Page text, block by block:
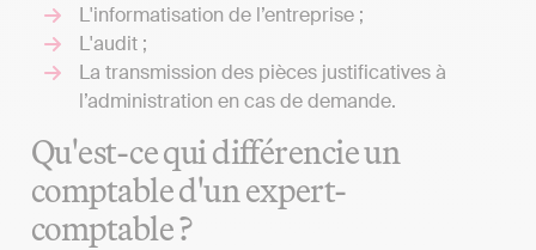
L'informatisation de l’entreprise ;
L'audit ;
La transmission des pièces justificatives à
l’administration en cas de demande.
Qu'est-ce qui différencie un
comptable d'un expert-
comptable ?